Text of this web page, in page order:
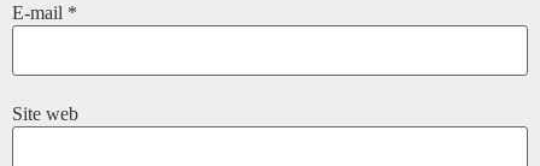
E-mail *
Site web